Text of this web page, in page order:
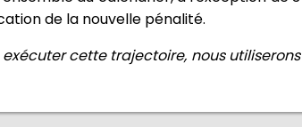
de la nouvelle pénalité.
cette trajectoire, nous utiliserons